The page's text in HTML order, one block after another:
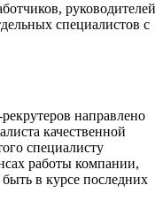
руководителей
специалистов с
направлено
качественной
специалисту
работы компании,
в курсе последних